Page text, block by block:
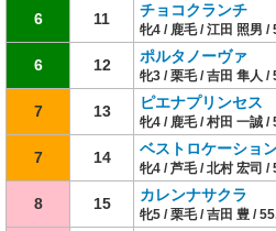
6 11 チョコクランチ
牝4 / 鹿毛 / 江田 照男 /
6 12 ポルタノーヴァ
牝3 / 栗毛 / 吉田 隼人 /
7 13 ピエナプリンセス
牝4 / 鹿毛 / 村田 一誠 /
7 14 ベストロケーショ
牝4 / 芦毛 / 北村 宏司 /
8 15 カレンナサクラ
牝5 / 栗毛 / 吉田 豊 /